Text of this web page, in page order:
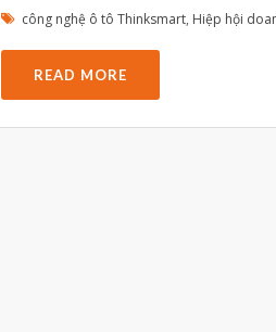
công nghệ ô tô Thinksmart, Hiệp hội
READ MORE